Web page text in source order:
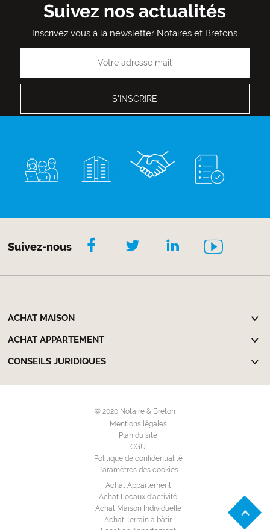
Suivez nos actualités
Inscrivez vous à la newsletter Notaires et Bretons
Suivez-nous
ACHAT MAISON
ACHAT APPARTEMENT
CONSEILS JURIDIQUES
© 2020 Notaire & Breton
Mentions légales
Plan du site
CGU
Politique de confidentialité
Paramètres des cookies
Achat Appartement
Achat Locaux d'activité
Achat Maison Individuelle
Achat Terrain à bâtir